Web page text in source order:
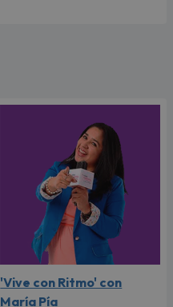
'Vive con Ritmo' con
María Pía